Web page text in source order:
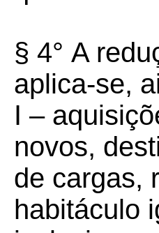
§ 4° A
aplica-se,
I –
novos,
de cargas,
habitáculo